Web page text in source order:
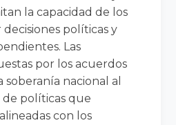
la capacidad de los
políticas y
Las
por los acuerdos
nacional al
de políticas que
con los